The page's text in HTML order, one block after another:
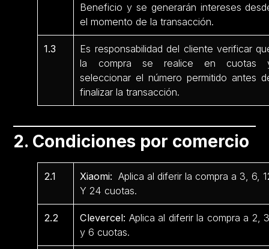
Beneficio y se generarán intereses
el momento de la transacción.
1.3
Es responsabilidad del cliente verificar
la compra se realice en cuotas
seleccionar el número permitido antes
finalizar la transacción.
2. Condiciones por comercio
2.1 Xiaomi: Aplica al diferir la compra a 3, 6,
Y 24 cuotas.
2.2 Clevercel: Aplica al diferir la compra a 2,
y 6 cuotas.